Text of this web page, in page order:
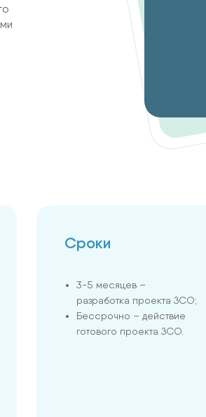
Сроки
3-5 месяцев –
разработка проекта ЗСО;
Бессрочно – действие
готового проекта ЗСО.